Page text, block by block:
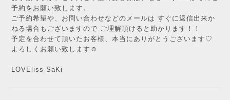
予約をお願い致します。
ご予約希望や、お問い合わせなどのメールは すぐに返信出来か
ねる場合もございますので ご理解頂けると助かります！！
予定を合わせて頂いたお客様、本当にありがとうございます♡
よろしくお願い致します☺︎
LOVEliss SaKi